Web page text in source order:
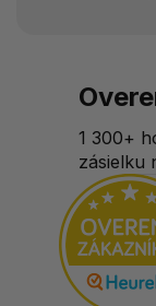
1 300+
zásielku